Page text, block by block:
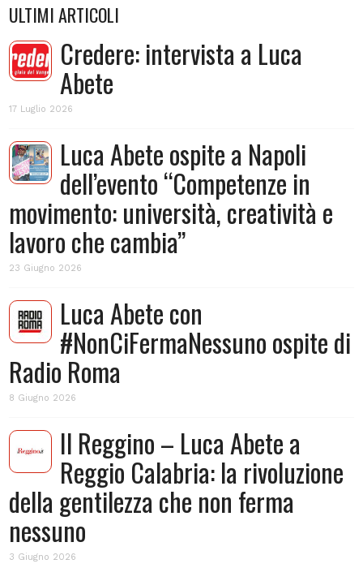
ULTIMI ARTICOLI
Credere: intervista a Luca
Abete
17 Luglio 2026
Luca Abete ospite a Napoli
dell’evento “Competenze in
movimento: università, creatività e
lavoro che cambia”
23 Giugno 2026
Luca Abete con
#NonCiFermaNessuno ospite di
Radio Roma
8 Giugno 2026
Il Reggino – Luca Abete a
Reggio Calabria: la rivoluzione
della gentilezza che non ferma
nessuno
3 Giugno 2026